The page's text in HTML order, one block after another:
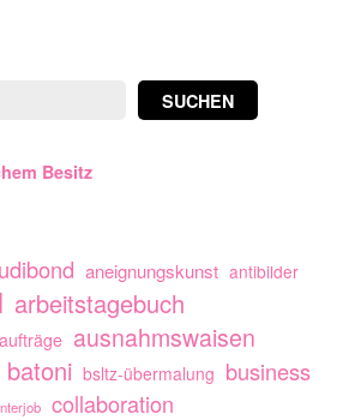
SUCHEN
Besitz
aneignungskunst antibilder
arbeitstagebuch
aufträge ausnahmswaisen
batoni bsltz-übermalung business
collaboration